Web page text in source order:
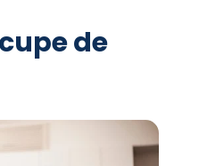
de